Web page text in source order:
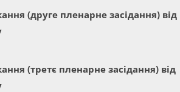
(друге пленарне засідання) від
(третє пленарне засідання) від